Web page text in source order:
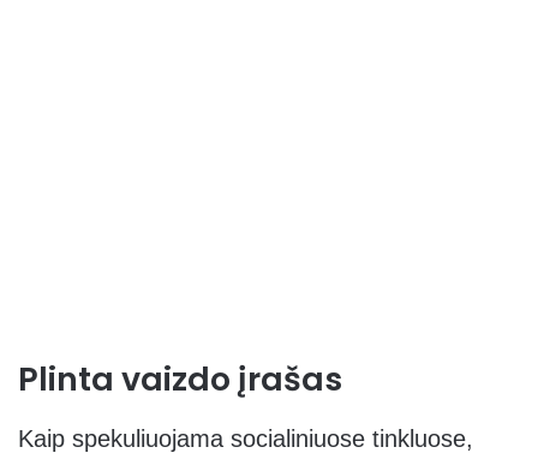
Plinta vaizdo įrašas
Kaip spekuliuojama socialiniuose tinkluose,